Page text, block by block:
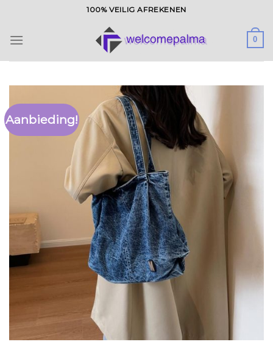
inhoud
100% VEILIG AFREKENEN
0
Aanbieding!